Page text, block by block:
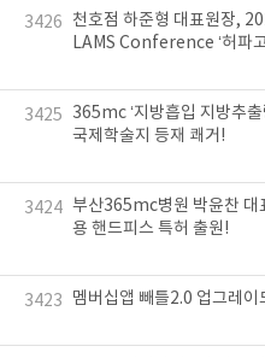
3426
천호점 하준형 대표원장,
LAMS Conference ‘허파
3425
365mc ‘지방흡입 지방추
국제학술지 등재 쾌거!
3424 부산365mc병원 박윤찬 대
용 핸드피스 특허 출원!
3423 멤버십앱 빼틀2.0 업그레